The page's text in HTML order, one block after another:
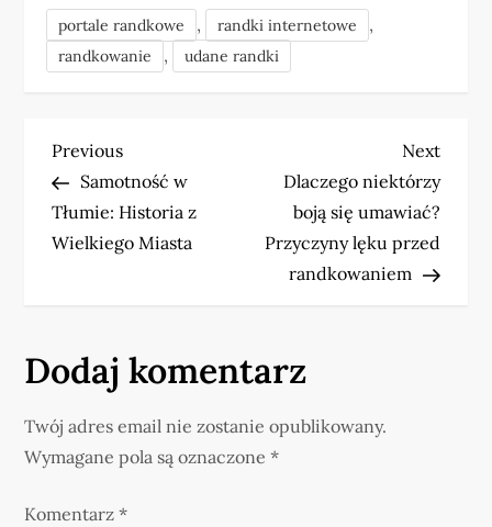
portale randkowe , randki internetowe ,
randkowanie , udane randki
N
a
w
a
c
Previous
Post
Previous
Samotność w
Tłumie: Historia z
Wielkiego Miasta
Next
Post
Next
Dlaczego niektórzy
boją się umawiać?
Przyczyny lęku przed
randkowaniem
Dodaj komentarz
Twój adres email nie zostanie opublikowany.
Wymagane pola są oznaczone*
Komentarz*